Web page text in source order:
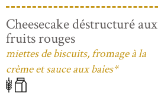
Cheesecake déstructuré aux
fruits rouges
miettes de biscuits, fromage à la
crème et sauce aux baies*